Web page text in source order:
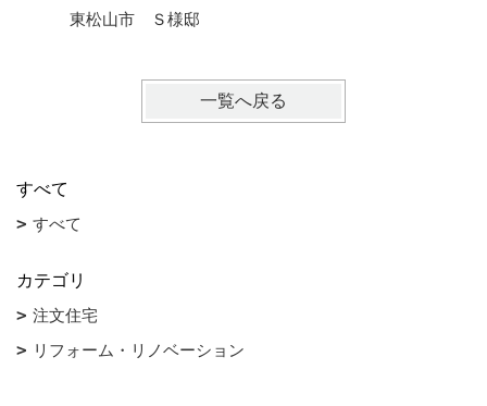
東松山市 Ｓ様邸
一覧へ戻る
すべて
すべて
カテゴリ
注文住宅
リフォーム・リノベーション